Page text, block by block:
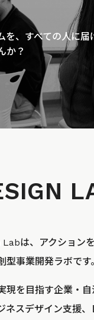
、すべての人に届
か？
は、アクション
事業開発ラボです。
現を目指す企業・
ネスデザイン支援